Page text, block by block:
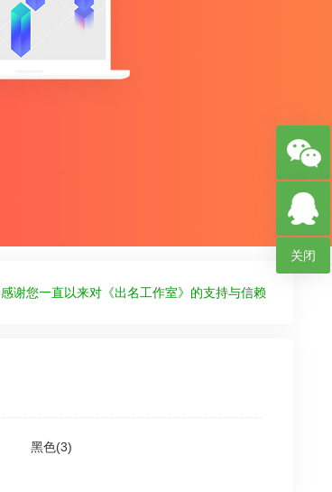
感谢您一直以来对《出名工作室》的支持与信赖
黑色(3)
关闭